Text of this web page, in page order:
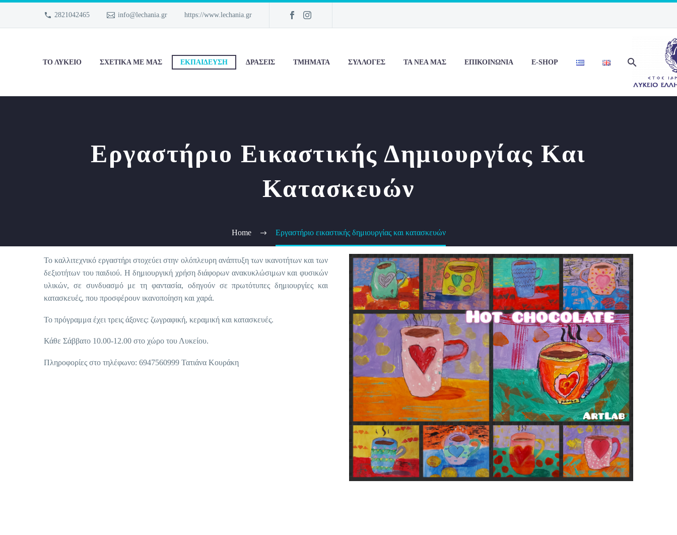
2821042465 info@lechania.gr https://www.lechania.gr
ΤΟ ΛΎΚΕΙΟ ΣΧΕΤΙΚΑ ΜΕ ΜΑΣ ΕΚΠΑΊΔΕΥΣΗ ΔΡΆΣΕΙΣ ΤΜΉΜΑΤΑ ΣΥΛΛΟΓΈΣ ΤΑ ΝΈΑ ΜΑΣ ΕΠΙΚΟΙΝΩΝΙΑ E-SHOP
Εργαστήριο Εικαστικής Δημιουργίας Και
Κατασκευών
Home Εργαστήριο εικαστικής δημιουργίας και κατασκευών
Το καλλιτεχνικό εργαστήρι στοχεύει στην ολόπλευρη ανάπτυξη των ικανοτήτων και των
δεξιοτήτων του παιδιού. Η δημιουργική χρήση διάφορων ανακυκλώσιμων και φυσικών
υλικών, σε συνδυασμό με τη φαντασία, οδηγούν σε πρωτότυπες δημιουργίες και
κατασκευές, που προσφέρουν ικανοποίηση και χαρά.
Το πρόγραμμα έχει τρεις άξονες: ζωγραφική, κεραμική και κατασκευές.
Κάθε Σάββατο 10.00-12.00 στο χώρο του Λυκείου.
Πληροφορίες στο τηλέφωνο: 6947560999 Τατιάνα Κουράκη